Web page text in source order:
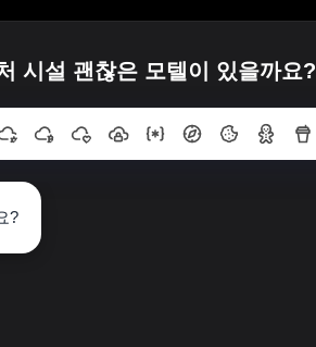
시설 괜찮은 모텔이 있을까요?
?